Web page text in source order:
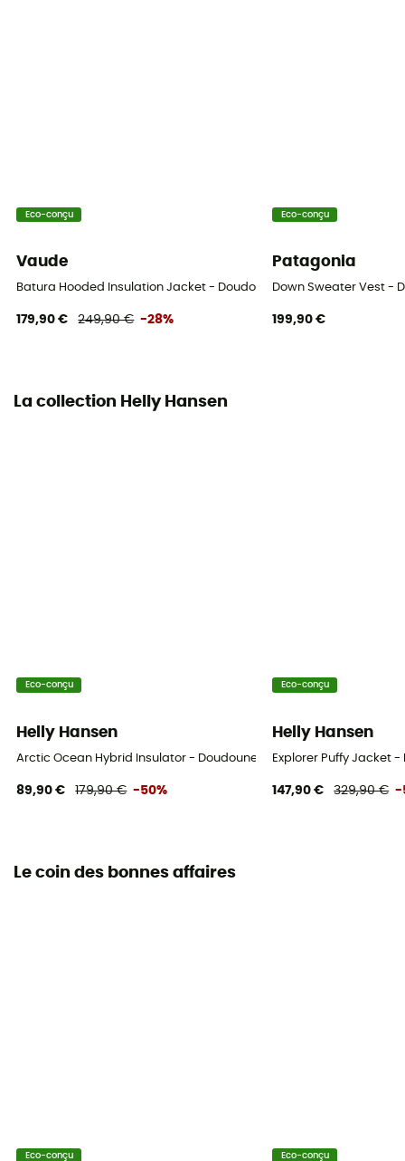
[principale] 100 % polyester
Indication du matériau
Eco-conçu
Vaude
Batura Hooded Insulation Jacket - Doudoune homme
179,90 € 249,90 € -28%
Eco-conçu
Patagonia
Down Sweater Vest -
199,90 €
La collection Helly Hansen
Eco-conçu
Helly Hansen
Arctic Ocean Hybrid Insulator - Doudoune homme
89,90 € 179,90 € -50%
Eco-conçu
Helly Hansen
Explorer Puffy Jacket
147,90 € 329,90 € -
Le coin des bonnes affaires
Eco-conçu Eco-conçu